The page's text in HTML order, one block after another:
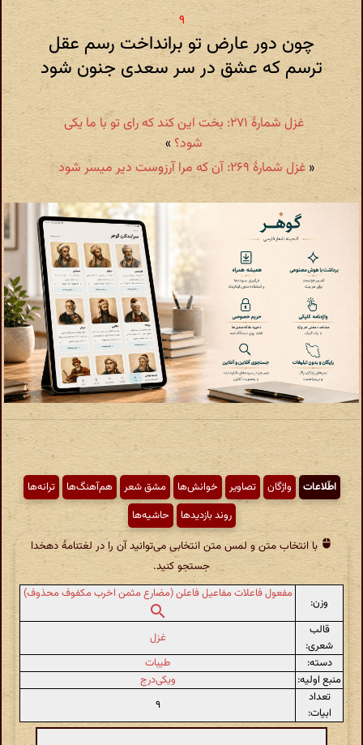
چون دور عارض تو برانداخت رسم عقل
ترسم که عشق در سر سعدی جنون شود
غزل شمارهٔ ۲۷۱: بخت این کند که رای تو با ما یکی
شود؟ »
« غزل شمارهٔ ۲۶۹: آن که مرا آرزوست دیر میسر شود
اطّلاعات واژگان تصاویر خوانش‌ها مشق شعر هم‌آهنگ‌ها
ترانه‌ها
روند بازدیدها
حاشیه‌ها
با انتخاب متن و لمس متن انتخابی می‌توانید آن را در لغتنامهٔ دهخدا
جستجو کنید.
وزن:
مفعول فاعلات مفاعیل فاعلن (مضارع مثمن اخرب مکفوف محذوف)
قالب
شعری:
غزل
دسته:
طیبات
منبع اولیه:
ویکی‌درج
تعداد
ابیات:
۹